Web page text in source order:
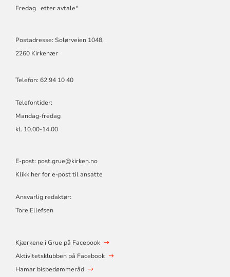
Fredag etter avtale*
Postadresse: Solørveien 1048,
2260 Kirkenær
Telefon: 62 94 10 40
Telefontider:
Mandag-fredag
kl. 10.00-14.00
E-post: post.grue@kirken.no
Klikk her for e-post til ansatte
Ansvarlig redaktør:
Tore Ellefsen
Kjærkene i Grue på Facebook
Aktivitetsklubben på Facebook
Hamar bispedømmeråd